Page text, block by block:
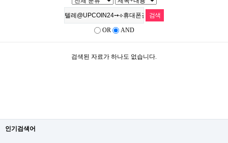
OR AND
검색된 자료가 하나도 없습니다.
인기검색어